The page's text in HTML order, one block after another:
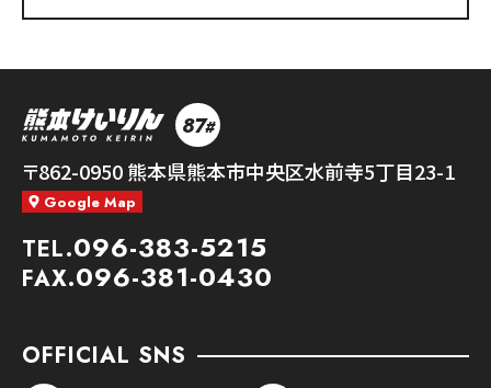
熊本競輪 87#
〒862-0950熊本県熊本市中央区水前寺5丁目23-1
Google Map
TEL.096-383-5215
FAX.096-381-0430
OFFICIAL SNS